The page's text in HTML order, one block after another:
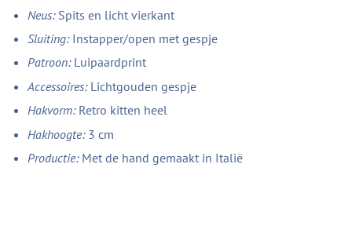
Neus:Spits en licht vierkant
Sluiting:Instapper/open met gespje
Patroon:Luipaardprint
Accessoires: Lichtgouden gespje
Hakvorm:Retro kitten heel
Hakhoogte:3 cm
Productie:Met de hand gemaakt in Italië